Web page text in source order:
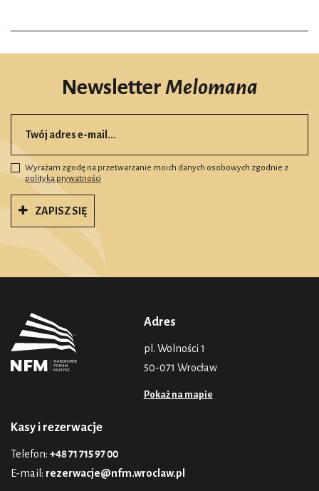
NewsletterMelomana
Wyrażam zgodę na przetwarzanie moich danych osobowych zgodnie z
polityką prywatności
ZAPISZ SIĘ
Adres
pl. Wolności 1
50-071 Wrocław
Pokaż na mapie
Kasy i rezerwacje
Telefon: +48 71 715 97 00
E-mail: rezerwacje@nfm.wroclaw.pl